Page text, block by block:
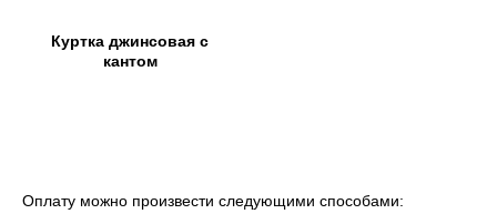
Куртка джинсовая с
кантом
Оплату можно произвести следующими способами: